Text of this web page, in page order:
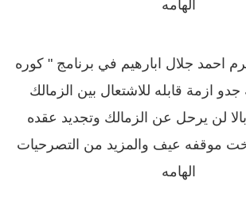
الهامه
احمد جلال ابارهيم في برنامج " كوره
جدو ازمة قابله للاشتعال بين الزمالك
لن يرحل عن الزمالك وتجديد عقده
موقفه عيف والمزيد من التصرحيات
الهامه